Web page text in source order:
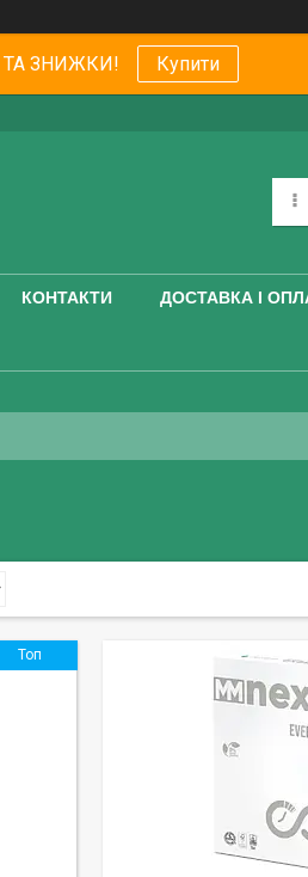
ТА ЗНИЖКИ! Купити
КОНТАКТИ ДОСТАВКА І
Топ